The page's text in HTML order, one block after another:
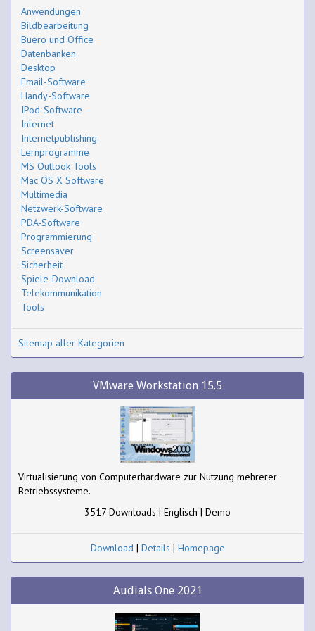
Anwendungen
Bildbearbeitung
Buero und Office
Datenbanken
Desktop
Email-Software
Handy-Software
IPod-Software
Internet
Internetpublishing
Lernprogramme
MS Outlook Tools
Mac OS X Software
Multimedia
Netzwerk-Software
PDA-Software
Programmierung
Screensaver
Sicherheit
Spiele-Download
Telekommunikation
Tools
Sitemap aller Kategorien
VMware Workstation 15.5
Virtualisierung von Computerhardware zur Nutzung mehrerer
Betriebssysteme.
3517 Downloads | Englisch | Demo
Download | Details | Homepage
Audials One 2021